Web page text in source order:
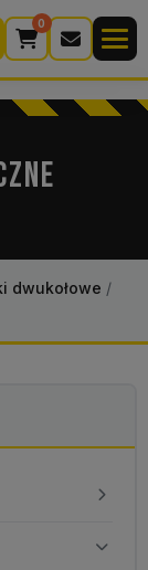
0
33 11
dwukołowe /